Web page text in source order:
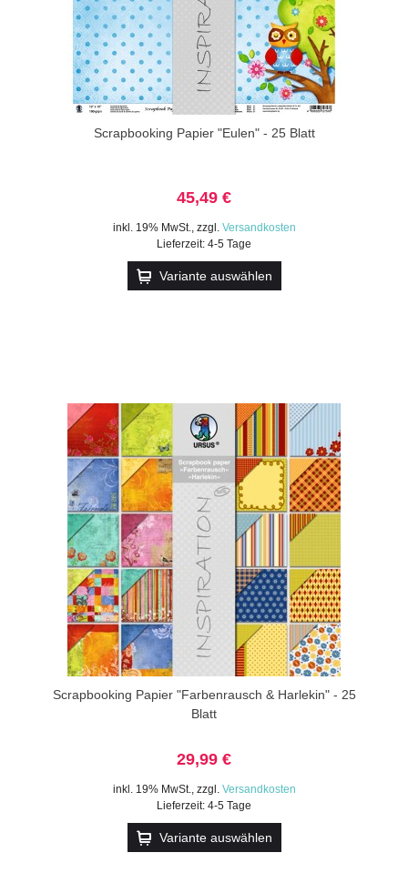
Scrapbooking Papier "Eulen" - 25 Blatt
45,49 €
inkl. 19% MwSt., zzgl. Versandkosten
Lieferzeit: 4-5 Tage
Variante auswählen
Scrapbooking Papier "Farbenrausch & Harlekin" - 25
Blatt
29,99 €
inkl. 19% MwSt., zzgl. Versandkosten
Lieferzeit: 4-5 Tage
Variante auswählen